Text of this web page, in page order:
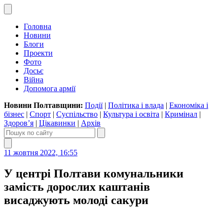
Головна
Новини
Блоги
Проекти
Фото
Досьє
Війна
Допомога армії
Новини Полтавщини: Події| Політика і влада | Економіка і
бізнес | Спорт | Суспільство | Культура і освіта | Кримінал |
Здоров’я | Цікавинки | Архів
11 жовтня 2022, 16:55
У центрі Полтави комунальники
замість дорослих каштанів
висаджують молоді сакури